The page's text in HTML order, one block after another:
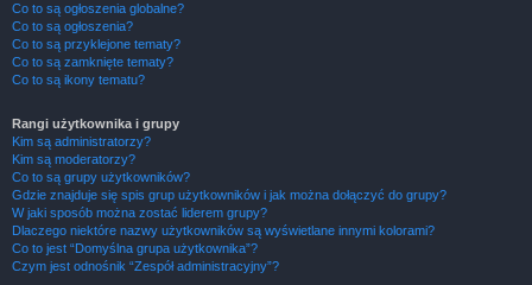
Co to są ogłoszenia globalne?
Co to są ogłoszenia?
Co to są przyklejone tematy?
Co to są zamknięte tematy?
Co to są ikony tematu?
Rangi użytkownika i grupy
Kim są administratorzy?
Kim są moderatorzy?
Co to są grupy użytkowników?
Gdzie znajduje się spis grup użytkowników i jak można dołączyć do grupy?
W jaki sposób można zostać liderem grupy?
Dlaczego niektóre nazwy użytkowników są wyświetlane innymi kolorami?
Co to jest “Domyślna grupa użytkownika”?
Czym jest odnośnik “Zespół administracyjny”?